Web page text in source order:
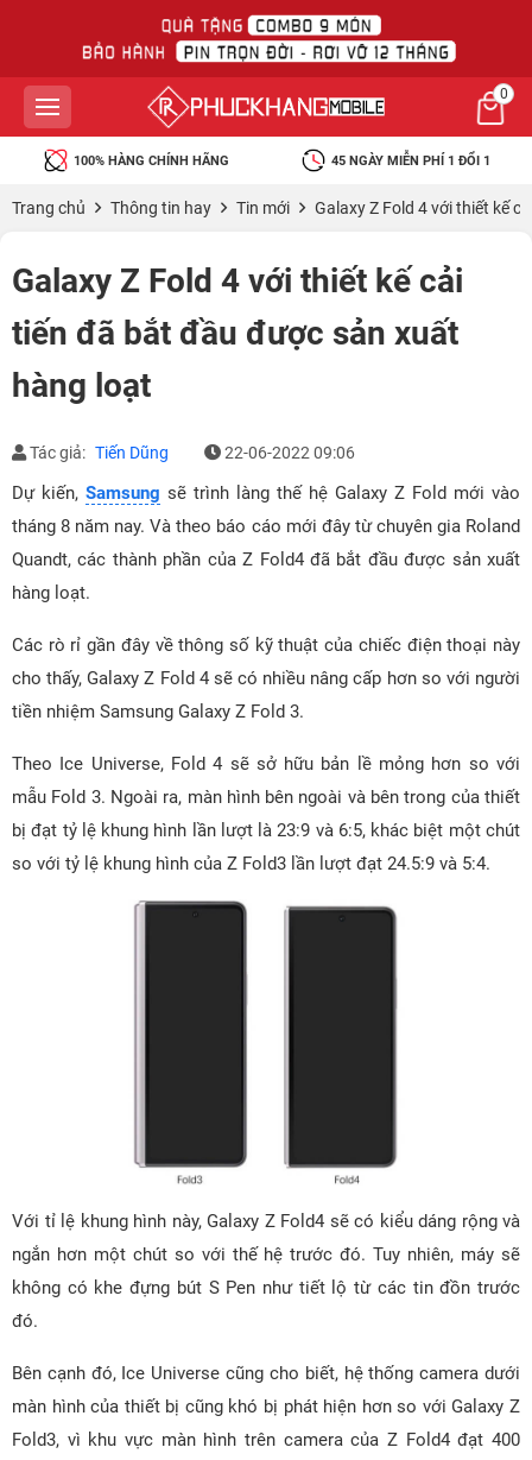
0
100% HÀNG CHÍNH HÃNG 45 NGÀY MIỄN PHÍ 1 ĐỔI 1
Trang chủ Thông tin hay Tin mới Galaxy Z Fold 4 với thiết kế
Galaxy Z Fold 4 với thiết kế cải
tiến đã bắt đầu được sản xuất
hàng loạt
Tác giả: Tiến Dũng 22-06-2022 09:06
Dự kiến, Samsung sẽ trình làng thế hệ Galaxy Z Fold mới vào
tháng 8 năm nay. Và theo báo cáo mới đây từ chuyên gia Roland
Quandt, các thành phần của Z Fold4 đã bắt đầu được sản xuất
hàng loạt.
Các rò rỉ gần đây về thông số kỹ thuật của chiếc điện thoại này
cho thấy, Galaxy Z Fold 4 sẽ có nhiều nâng cấp hơn so với người
tiền nhiệm Samsung Galaxy Z Fold 3.
Theo Ice Universe, Fold 4 sẽ sở hữu bản lề mỏng hơn so với
mẫu Fold 3. Ngoài ra, màn hình bên ngoài và bên trong của thiết
bị đạt tỷ lệ khung hình lần lượt là 23:9 và 6:5, khác biệt một chút
so với tỷ lệ khung hình của Z Fold3 lần lượt đạt 24.5:9 và 5:4.
Với tỉ lệ khung hình này, Galaxy Z Fold4 sẽ có kiểu dáng rộng và
ngắn hơn một chút so với thế hệ trước đó. Tuy nhiên, máy sẽ
không có khe đựng bút S Pen như tiết lộ từ các tin đồn trước
đó.
Bên cạnh đó, Ice Universe cũng cho biết, hệ thống camera dưới
màn hình của thiết bị cũng khó bị phát hiện hơn so với Galaxy Z
Fold3, vì khu vực màn hình trên camera của Z Fold4 đạt 400